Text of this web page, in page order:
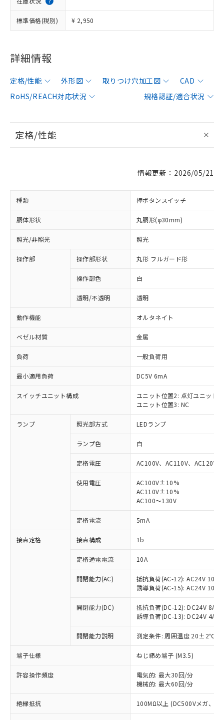
標準価格(税別) ¥ 2,950
詳細情報
定格/性能 外形図 取りつけ穴加工図
CAD
RoHS/REACH対応状況
規格認証/適合状況
定格/性能
情報更新：2026/05/21
種類 押ボタンスイッチ
胴体形状 丸胴形(φ30mm)
照光/非照光 照光
操作部 操作部形状 丸形 フルガード形
操作部色 白
透明/不透明 透明
動作機能 オルタネイト
ベゼル材質 金属
負荷 一般負荷用
最小適用負荷 DC5V 6mA
スイッチユニット構成
ユニット位置2: 点灯ユニット
ユニット位置3: NC
ランプ 照光部方式 LEDランプ
ランプ色 白
定格電圧 AC100V、AC110V、AC120V
使用電圧
AC100V±10%
AC110V±10%
AC100～130V
定格電流 5mA
接点定格 接点構成 1b
定格通電電流 10A
開閉能力(AC)
抵抗負荷(AC-12): AC24V 10A/
誘導負荷(AC-15): AC24V
開閉能力(DC)
抵抗負荷(DC-12): DC24V 8A/
誘導負荷(DC-13): DC24V 4A/
開閉能力説明 測定条件: 周囲温度 20±2℃、
端子仕様 ねじ締め端子 (M3.5)
許容操作頻度
電気的: 最大30回/分
機械的: 最大60回/分
絶縁抵抗 100MΩ以上 (DC500Vメガ、点
ご利用条件
以下の条件をお読みいただき、同意のうえ
本サービスは、当社制御機器事業取扱
商品の当社在庫状況および標準価格
(税抜)を提供させていただくもので
当社制御機器事業取扱商品の中には、
本サービスの対象外となる商品もある
在庫状況および標準価格照会結果は、
記載している更新日時点での社内デー
タに基づき作成されるものであり、閲
覧された時点での実際の在庫および標
※1 対応状況
対応済み：EU RoHS指令（10物質）の
非含有に対応した製品が提供可能な商品で
対応予定：EU RoHS指令（10物質）の非含
有に対応した製品に切り替える予定のある
対応予定なし：EU RoHS指令（10物質）の
非含有に非対応の商品で、対応品を出す予
調査・確認中：EU RoHS指令（10物質）の
非含有の対応状況を調査中または確認中の
非該当品：ライセンス料など無形物で、有
害物質有無と関係のない商品です。
仕入先様の事情により、非含有部品として
いたものが、含有品と判明した場合などや
むを得ず変更することがあります。
鉛(Pb) 1000ppm以下、 水銀(Hg) 1000ppm以下、 カド
※1 中国RoHS○×表
「○」：最大均質材料含有率が中国RoHSの
基準値以下であることを示します。
「×」：最大均質材料含有率が中国RoHSの
基準値を超えていることを示します。
「－」：未確認です。当社販売部門へお問
*中国RoHS10物質の基準値 (GB/T26572)：
Pb(鉛) :1000ppm、 Hg(水銀) : 1000ppm、 Cd(カドミウ
当社は、これら貴社製品のうち、外国
為替および外国貿易法に定める商品
（以下｢規制貨物等」という）を輸出
国政府の輸出許可(または役務取引許